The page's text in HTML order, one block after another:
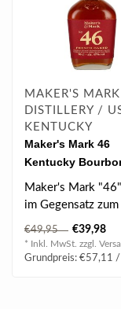
MAKER'S MARK
DISTILLERY /
KENTUCKY
Maker's Mark 46
Kentucky
Whisky 0.7 l 47%
Maker's Mark
im Gegensatz zum
normalen Maker‘s
noch einige M..
€49,95 €39,98
* Inkl. MwSt. zzgl.
Grundpreis: €57,11